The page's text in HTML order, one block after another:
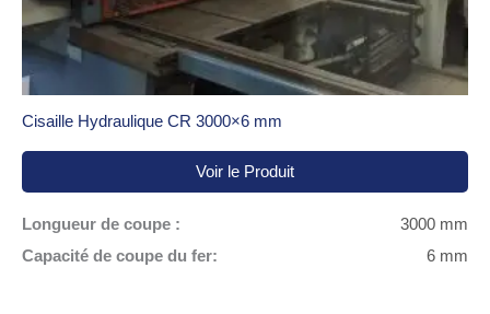
Cisaille Hydraulique CR 3000×6 mm
Voir le Produit
Longueur de coupe :
3000 mm
Capacité de coupe du fer:
6 mm